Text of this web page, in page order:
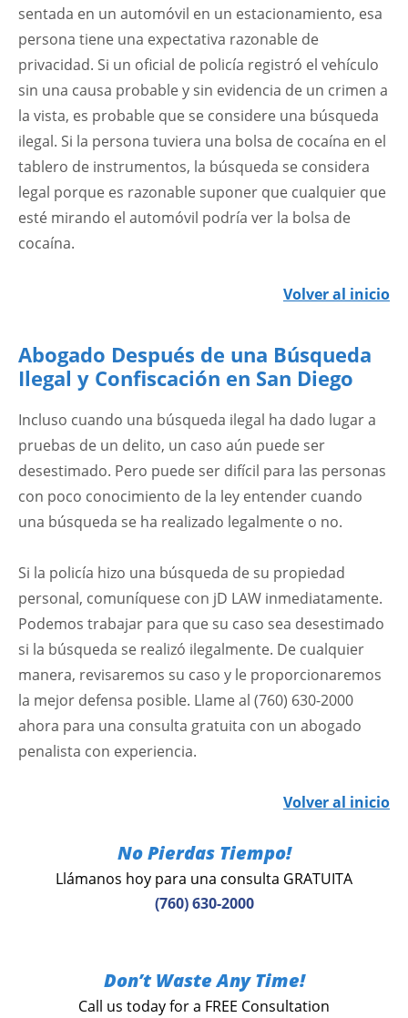
sentada en un automóvil en un estacionamiento, esa
persona tiene una expectativa razonable de
privacidad. Si un oficial de policía registró el vehículo
sin una causa probable y sin evidencia de un crimen a
la vista, es probable que se considere una búsqueda
ilegal. Si la persona tuviera una bolsa de cocaína en el
tablero de instrumentos, la búsqueda se considera
legal porque es razonable suponer que cualquier que
esté mirando el automóvil podría ver la bolsa de
cocaína.
Volver al inicio
Abogado Después de una Búsqueda
Ilegal y Confiscación en San Diego
Incluso cuando una búsqueda ilegal ha dado lugar a
pruebas de un delito, un caso aún puede ser
desestimado. Pero puede ser difícil para las personas
con poco conocimiento de la ley entender cuando
una búsqueda se ha realizado legalmente o no.
Si la policía hizo una búsqueda de su propiedad
personal, comuníquese con jD LAW inmediatamente.
Podemos trabajar para que su caso sea desestimado
si la búsqueda se realizó ilegalmente. De cualquier
manera, revisaremos su caso y le proporcionaremos
la mejor defensa posible. Llame al (760) 630-2000
ahora para una consulta gratuita con un abogado
penalista con experiencia.
Volver al inicio
No Pierdas Tiempo!
Llámanos hoy para una consulta GRATUITA
(760) 630-2000
Don’t Waste Any Time!
Call us today for a FREE Consultation